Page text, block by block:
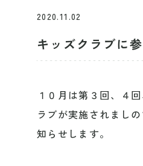
2020.11.02
キッズクラブに
１０月は第３回、４
ラブが実施されまし
知らせします。